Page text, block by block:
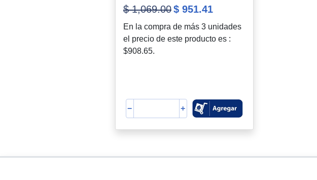
$ 1,069.00$ 951.41
En la compra de más 3 unidades
el precio de este producto es :
$908.65.
− +